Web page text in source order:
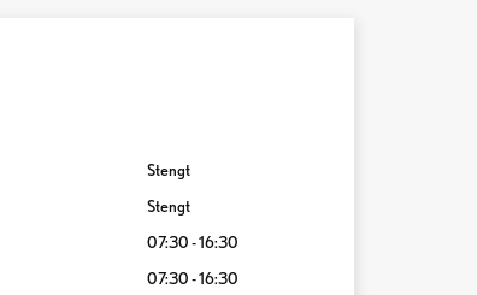
Stengt
Stengt
07:30 - 16:30
07:30 - 16:30